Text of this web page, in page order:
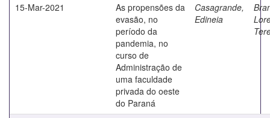
15-Mar-2021
As propensões da
evasão, no
período da
pandemia, no
curso de
Administração de
uma faculdade
privada do oeste
do Paraná
Casagrande,
Edineia